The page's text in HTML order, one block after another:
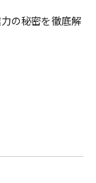
の秘密を徹底解